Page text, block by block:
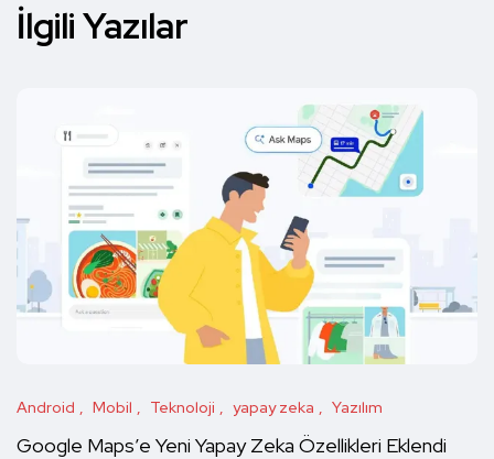
İlgili Yazılar
Android Mobil Teknoloji yapay zeka Yazılım
Google Maps’e Yeni Yapay Zeka Özellikleri Eklendi